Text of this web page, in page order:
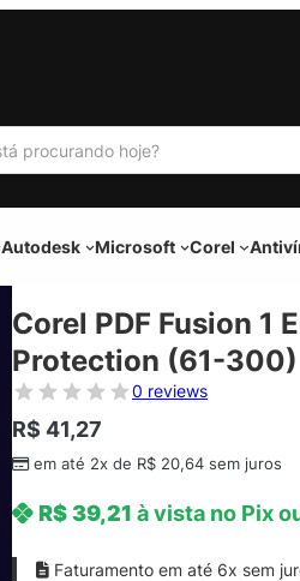
Autodesk Microsoft Corel
Corel PDF Fusion 1
Protection (61-300)
0 reviews
R$ 41,27
em até 2x de R$ 20,64 sem juros
R$39,21 à vista no Pix
Faturamento em até 6x sem